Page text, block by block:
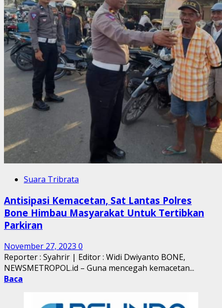
Suara Tribrata
Antisipasi Kemacetan, Sat Lantas Polres
Bone Himbau Masyarakat Untuk Tertibkan
Parkiran
November 27, 2023 0
Reporter : Syahrir | Editor : Widi Dwiyanto BONE,
NEWSMETROPOL.id – Guna mencegah kemacetan...
Baca